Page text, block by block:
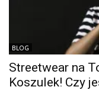
BLOG
Streetwear na
Koszulek! Czy